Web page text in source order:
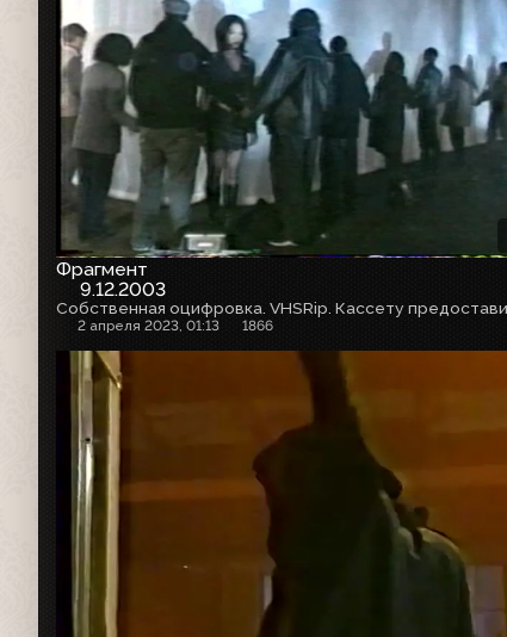
Фрагмент
9.12.2003
2 апреля 2023, 01:13 1866